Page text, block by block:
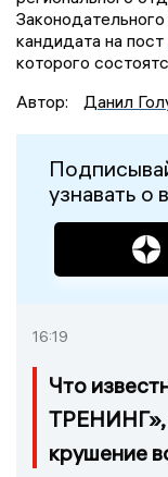
кандидата на пост
которого
Автор:
Данил
узнавать о
16:19
Что
ТРЕНИНГ»,
крушение